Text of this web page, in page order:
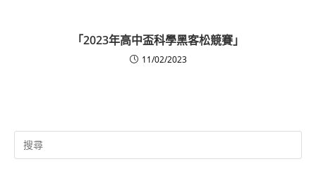
「2023年高中盃科學黑客松競賽」
11/02/2023
Search
for: